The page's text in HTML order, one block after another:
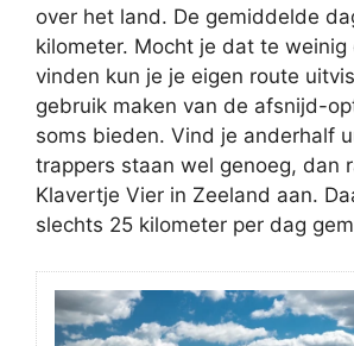
over het land. De gemiddelde
kilometer. Mocht je dat te weinig
vinden kun je je eigen route
gebruik maken van de afsnijd-
soms bieden. Vind je anderhalf
trappers staan wel genoeg, dan
Klavertje Vier in Zeeland aan.
slechts 25 kilometer per dag